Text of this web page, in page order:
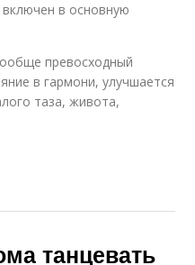
в основную
превосходный
в гармони, улучшается
таза, живота,
танцевать